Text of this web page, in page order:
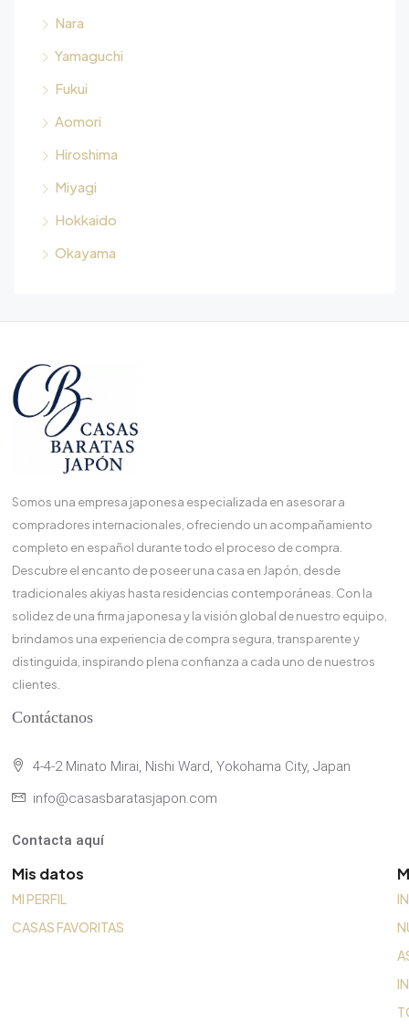
Nara
Yamaguchi
Fukui
Aomori
Hiroshima
Miyagi
Hokkaido
Okayama
Somos una empresa japonesa especializada en asesorar a
compradores internacionales, ofreciendo un acompañamiento
completo en español durante todo el proceso de compra.
Descubre el encanto de poseer una casa en Japón, desde
tradicionales akiyas hasta residencias contemporáneas. Con la
solidez de una firma japonesa y la visión global de nuestro equipo,
brindamos una experiencia de compra segura, transparente y
distinguida, inspirando plena confianza a cada uno de nuestros
clientes.
Contáctanos
4-4-2 Minato Mirai, Nishi Ward, Yokohama City, Japan
info@casasbaratasjapon.com
Contacta aquí
Mis datos
MI PERFIL
CASAS FAVORITAS